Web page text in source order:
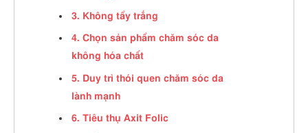
3. Không tẩy trắng
4. Chọn sản phẩm chăm sóc da
không hóa chất
5. Duy trì thói quen chăm sóc da
lành mạnh
6. Tiêu thụ Axit Folic